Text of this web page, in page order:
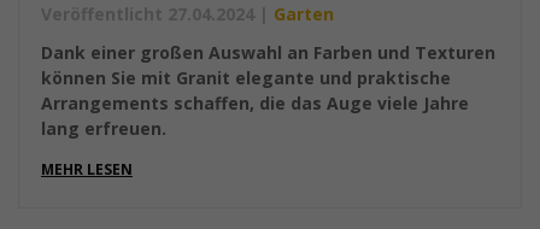
Veröffentlicht 27.04.2024 | Garten
Dank einer großen Auswahl an Farben und Texturen
können Sie mit Granit elegante und praktische
Arrangements schaffen, die das Auge viele Jahre
lang erfreuen.
MEHR LESEN